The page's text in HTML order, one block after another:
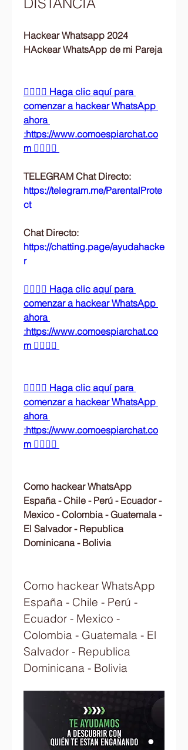
Hackear Whatsapp 2024
HAckear WhatsApp de mi Pareja
👉🏻👉🏻 Haga clic aquí para
comenzar a hackear WhatsApp
ahora
:https://www.comoespiarchat.co
m 👈🏻👈🏻
TELEGRAM Chat Directo:
https://telegram.me/ParentalProte
ct
Chat Directo:
https://chatting.page/ayudahacke
r
👉🏻👉🏻 Haga clic aquí para
comenzar a hackear WhatsApp
ahora
:https://www.comoespiarchat.co
m 👈🏻👈🏻
👉🏻👉🏻 Haga clic aquí para
comenzar a hackear WhatsApp
ahora
:https://www.comoespiarchat.co
m 👈🏻👈🏻
Como hackear WhatsApp
España - Chile - Perú - Ecuador -
Mexico - Colombia - Guatemala -
El Salvador - Republica
Dominicana - Bolivia
Como hackear WhatsApp
España - Chile - Perú -
Ecuador - Mexico -
Colombia - Guatemala - El
Salvador - Republica
Dominicana - Bolivia